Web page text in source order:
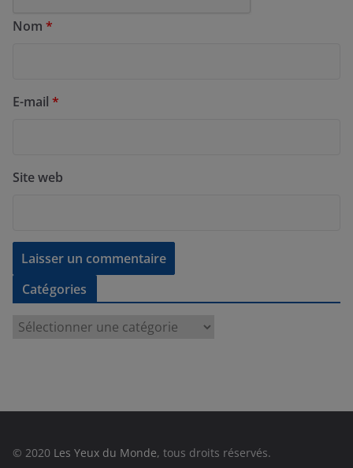
Nom *
E-mail *
Site web
Catégories
© 2020 Les Yeux du Monde, tous droits réservés.